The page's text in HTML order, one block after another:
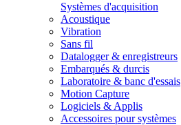
Systèmes d'acquisition
Acoustique
Vibration
Sans fil
Datalogger & enregistreurs
Embarqués & durcis
Laboratoire & banc d'essais
Motion Capture
Logiciels & Applis
Accessoires pour systèmes